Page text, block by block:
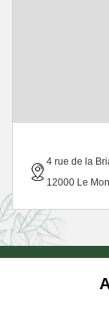
4 rue de la
12000 Le